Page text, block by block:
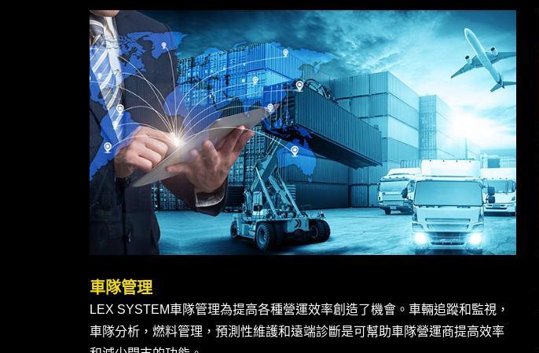
車隊管理
LEX SYSTEM車隊管理為提高各種營運效率創造了機會。車輛追蹤和監視，
車隊分析，燃料管理，預測性維護和遠端診斷是可幫助車隊營運商提高效率